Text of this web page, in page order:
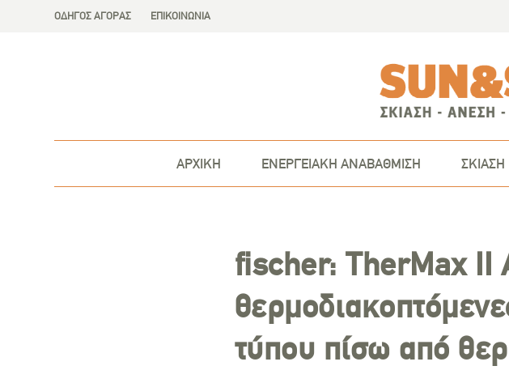
ΟΔΗΓΟΣ ΑΓΟΡΑΣ ΕΠΙΚΟΙΝΩΝΙΑ
ΑΡΧΙΚΗ ΕΝΕΡΓΕΙΑΚΗ ΑΝΑΒΑΘΜΙΣΗ ΣΚΙΑΣΗ
fischer: TherMax II
τύπου πίσω από